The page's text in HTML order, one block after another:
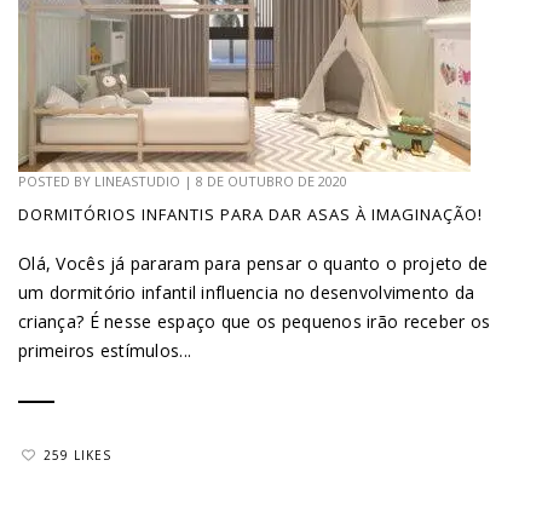
POSTED BY LINEASTUDIO | 8 DE OUTUBRO DE 2020
DORMITÓRIOS INFANTIS PARA DAR ASAS À IMAGINAÇÃO!
Olá, Vocês já pararam para pensar o quanto o projeto de
um dormitório infantil influencia no desenvolvimento da
criança? É nesse espaço que os pequenos irão receber os
primeiros estímulos...
259 LIKES